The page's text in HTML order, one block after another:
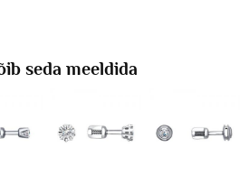
seda meeldida